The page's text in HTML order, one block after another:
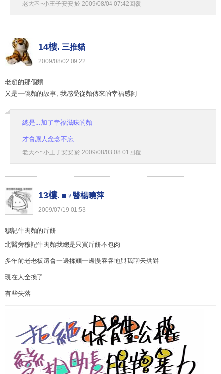
老大不~小王子安安 於 2009/08/04 07:42 回覆
14樓. 三推貓
2009/08/02 09:22
老趙的那個麵
又是一碗麵的故事, 我感受從麵傳來的幸福感阿
總是...加了幸福滋味的麵
才會讓人念念不忘
老大不~小王子安安 於 2009/08/03 08:01 回覆
13樓. ■♀醫楊曉萍
2009/07/19 01:53
穆記牛肉麵的斤餅
北醫旁穆記牛肉麵我總是只買斤餅不包肉
多年前老老板還會一邊揉麵一邊慢吞吞地與我聊天烘餅
現在人全換了
有些失落